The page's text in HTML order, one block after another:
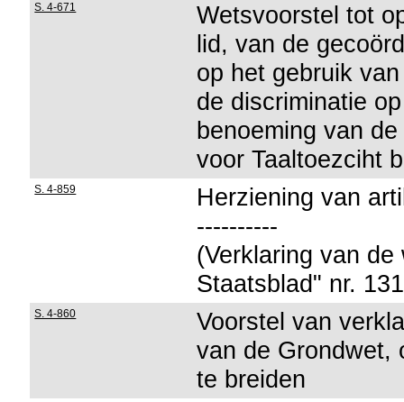
S. 4-671
Wetsvoorstel tot
lid, van de
op het gebruik
de discriminatie
benoeming van
voor Taaltoezciht
S. 4-859
Herziening van
----------
(Verklaring van
Staatsblad" nr.
S. 4-860
Voorstel van
van de Grondwet,
te breiden